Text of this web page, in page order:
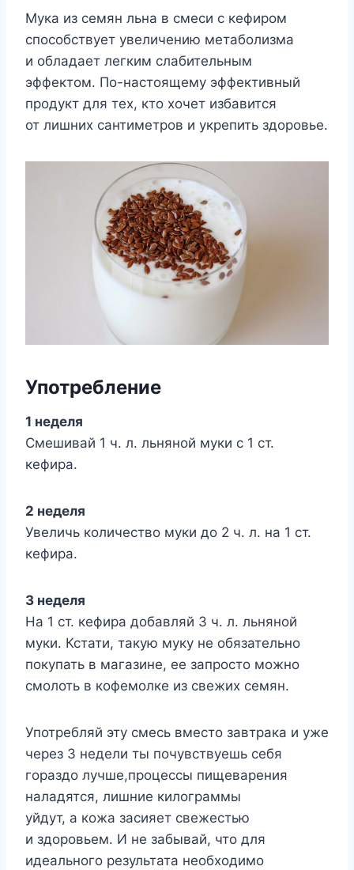
Мука из семян льна в смеси с кефиром
способствует увеличению метаболизма
и обладает легким слабительным
эффектом. По-настоящему эффективный
продукт для тех, кто хочет избавится
от лишних сантиметров и укрепить здоровье.
Употребление
1 неделя
Смешивай 1 ч. л. льняной муки с 1 ст.
кефира.
2 неделя
Увеличь количество муки до 2 ч. л. на 1 ст.
кефира.
3 неделя
На 1 ст. кефира добавляй 3 ч. л. льняной
муки. Кстати, такую муку не обязательно
покупать в магазине, ее запросто можно
смолоть в кофемолке из свежих семян.
Употребляй эту смесь вместо завтрака и уже
через 3 недели ты почувствуешь себя
гораздо лучше,процессы пищеварения
наладятся, лишние килограммы
уйдут, а кожа засияет свежестью
и здоровьем. И не забывай, что для
идеального результата необходимо